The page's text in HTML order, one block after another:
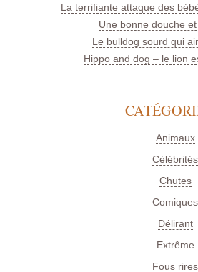
La terrifiante attaque des
Une bonne douche
Le bulldog sourd qui
Hippo and dog – le lion
Animaux
Célébrités
Chutes
Comiques
Délirant
Extrême
Fous rires